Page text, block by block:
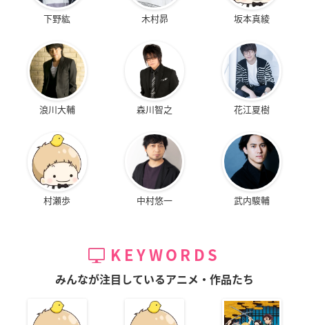
下野紘 木村昴 坂本真綾
浪川大輔 森川智之 花江夏樹
村瀬歩 中村悠一 武内駿輔
KEYWORDS
みんなが注目しているアニメ・作品たち